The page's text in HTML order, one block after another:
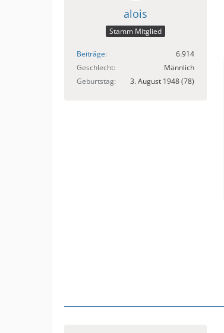
alois
Stamm Mitglied
Beiträge
6.914
Geschlecht
Männlich
Geburtstag
3. August 1948 (78)